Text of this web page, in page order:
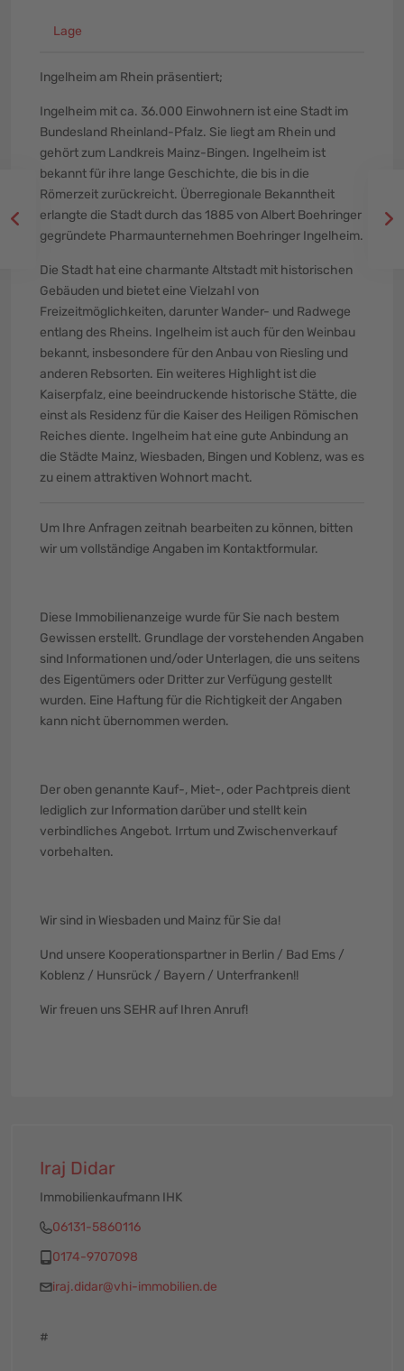
Lage
Ingelheim am Rhein präsentiert;
Ingelheim mit ca. 36.000 Einwohnern ist eine Stadt im
Bundesland Rheinland-Pfalz. Sie liegt am Rhein und
gehört zum Landkreis Mainz-Bingen. Ingelheim ist
bekannt für ihre lange Geschichte, die bis in die
Römerzeit zurückreicht. Überregionale Bekanntheit
erlangte die Stadt durch das 1885 von Albert Boehringer
gegründete Pharmaunternehmen Boehringer Ingelheim.
Die Stadt hat eine charmante Altstadt mit historischen
Gebäuden und bietet eine Vielzahl von
Freizeitmöglichkeiten, darunter Wander- und Radwege
entlang des Rheins. Ingelheim ist auch für den Weinbau
bekannt, insbesondere für den Anbau von Riesling und
anderen Rebsorten. Ein weiteres Highlight ist die
Kaiserpfalz, eine beeindruckende historische Stätte, die
einst als Residenz für die Kaiser des Heiligen Römischen
Reiches diente. Ingelheim hat eine gute Anbindung an
die Städte Mainz, Wiesbaden, Bingen und Koblenz, was es
zu einem attraktiven Wohnort macht.
Um Ihre Anfragen zeitnah bearbeiten zu können, bitten
wir um vollständige Angaben im Kontaktformular.
Diese Immobilienanzeige wurde für Sie nach bestem
Gewissen erstellt. Grundlage der vorstehenden Angaben
sind Informationen und/oder Unterlagen, die uns seitens
des Eigentümers oder Dritter zur Verfügung gestellt
wurden. Eine Haftung für die Richtigkeit der Angaben
kann nicht übernommen werden.
Der oben genannte Kauf-, Miet-, oder Pachtpreis dient
lediglich zur Information darüber und stellt kein
verbindliches Angebot. Irrtum und Zwischenverkauf
vorbehalten.
Wir sind in Wiesbaden und Mainz für Sie da!
Und unsere Kooperationspartner in Berlin / Bad Ems /
Koblenz / Hunsrück / Bayern / Unterfranken!!
Wir freuen uns SEHR auf Ihren Anruf!
Iraj Didar
Immobilienkaufmann IHK
06131-5860116
0174-9707098
iraj.didar@vhi-immobilien.de
#